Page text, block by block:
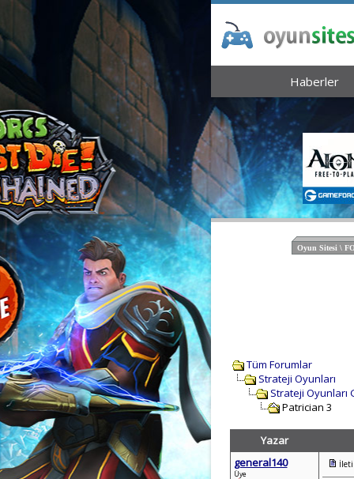
Haberler
Oyun Sitesi \
Tüm Forumlar
Strateji Oyunları
Strateji Oyunları
Patrician 3
Yazar
general140
Üye